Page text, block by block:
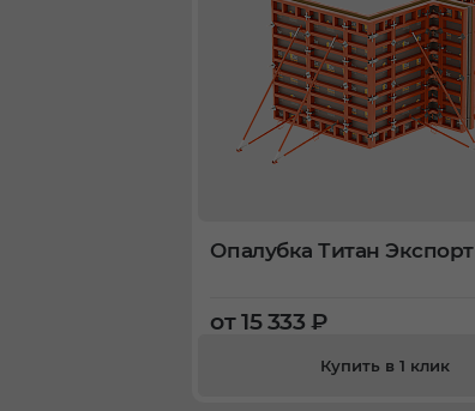
Опалубка Титан Экспорт
от 15 333 ₽
Купить в 1 клик